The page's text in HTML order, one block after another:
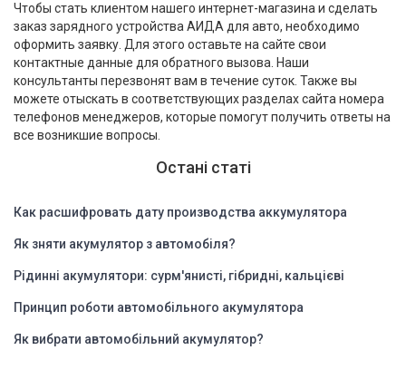
Чтобы стать клиентом нашего интернет-магазина и сделать
заказ зарядного устройства АИДА для авто, необходимо
оформить заявку. Для этого оставьте на сайте свои
контактные данные для обратного вызова. Наши
консультанты перезвонят вам в течение суток. Также вы
можете отыскать в соответствующих разделах сайта номера
телефонов менеджеров, которые помогут получить ответы на
все возникшие вопросы.
Остані статі
Как расшифровать дату производства аккумулятора
Як зняти акумулятор з автомобіля?
Рідинні акумулятори: сурм'янисті, гібридні, кальцієві
Принцип роботи автомобільного акумулятора
Як вибрати автомобільний акумулятор?